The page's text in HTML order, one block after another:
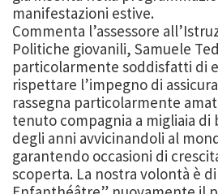
manifestazioni estive.
Commenta l’assessore
Politiche giovanili, Samuele
particolarmente soddisfatti di
rispettare l’impegno di
rassegna particolarmente
tenuto compagnia a migliaia di
degli anni avvicinandoli al
garantendo occasioni di
scoperta. La nostra volontà è